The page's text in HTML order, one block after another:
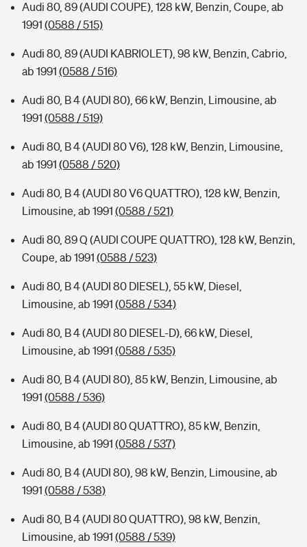
Audi 80, 89 (AUDI COUPE), 128 kW, Benzin, Coupe, ab
1991 (0588 / 515)
Audi 80, 89 (AUDI KABRIOLET), 98 kW, Benzin, Cabrio,
ab 1991 (0588 / 516)
Audi 80, B 4 (AUDI 80), 66 kW, Benzin, Limousine, ab
1991 (0588 / 519)
Audi 80, B 4 (AUDI 80 V6), 128 kW, Benzin, Limousine,
ab 1991 (0588 / 520)
Audi 80, B 4 (AUDI 80 V6 QUATTRO), 128 kW, Benzin,
Limousine, ab 1991 (0588 / 521)
Audi 80, 89 Q (AUDI COUPE QUATTRO), 128 kW, Benzin,
Coupe, ab 1991 (0588 / 523)
Audi 80, B 4 (AUDI 80 DIESEL), 55 kW, Diesel,
Limousine, ab 1991 (0588 / 534)
Audi 80, B 4 (AUDI 80 DIESEL-D), 66 kW, Diesel,
Limousine, ab 1991 (0588 / 535)
Audi 80, B 4 (AUDI 80), 85 kW, Benzin, Limousine, ab
1991 (0588 / 536)
Audi 80, B 4 (AUDI 80 QUATTRO), 85 kW, Benzin,
Limousine, ab 1991 (0588 / 537)
Audi 80, B 4 (AUDI 80), 98 kW, Benzin, Limousine, ab
1991 (0588 / 538)
Audi 80, B 4 (AUDI 80 QUATTRO), 98 kW, Benzin,
Limousine, ab 1991 (0588 / 539)